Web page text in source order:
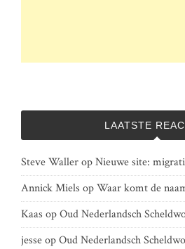
LAATSTE
Steve WalleropNieuwe site:
Annick Miels opWaar komt de
Kaas opOud Nederlandsch
jesseopOud Nederlandsch